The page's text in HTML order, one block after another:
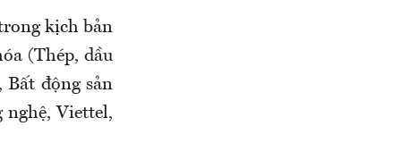
kịch bản
(Thép, dầu
động sản
nghệ, Viettel,